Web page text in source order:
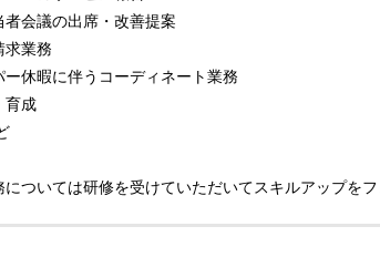
者会議の出席・改善提案
求業務
ー休暇に伴うコーディネート業務
育成
ついては研修を受けていただいてスキルアップをフ